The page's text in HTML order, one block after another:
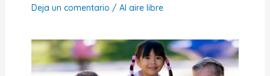
Deja un comentario / Al aire libre